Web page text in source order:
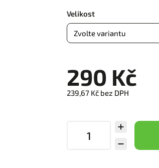
Velikost
290 Kč
239,67 Kč bez DPH